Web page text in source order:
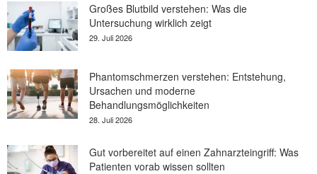
Großes Blutbild verstehen: Was die
Untersuchung wirklich zeigt
29. Juli 2026
Phantomschmerzen verstehen: Entstehung,
Ursachen und moderne
Behandlungsmöglichkeiten
28. Juli 2026
Gut vorbereitet auf einen Zahnarzteingriff: Was
Patienten vorab wissen sollten